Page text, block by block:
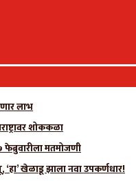
लाभ
शोककळा
मतमोजणी
खेळाडू झाला नवा उपकर्णधार!